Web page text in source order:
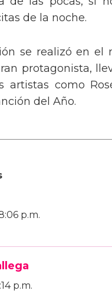
de la noche.
se realizó en
protagonista,
artistas como
del Año.
p.m.
p.m.